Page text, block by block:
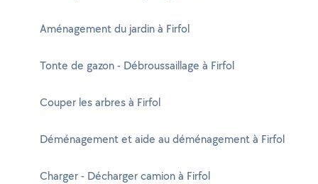
Aménagement du jardin à Firfol
Tonte de gazon - Débroussaillage à Firfol
Couper les arbres à Firfol
Déménagement et aide au déménagement à Firfol
Charger - Décharger camion à Firfol